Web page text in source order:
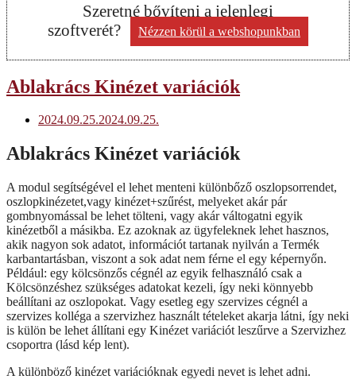
Szeretné bővíteni a jelenlegi
szoftverét?
Nézzen körül a webshopunkban
Ablakrács Kinézet variációk
2024.09.25.2024.09.25.
Ablakrács Kinézet variációk
A modul segítségével el lehet menteni különbőző oszlopsorrendet,
oszlopkinézetet,vagy kinézet+szűrést, melyeket akár pár
gombnyomással be lehet tölteni, vagy akár váltogatni egyik
kinézetből a másikba. Ez azoknak az ügyfeleknek lehet hasznos,
akik nagyon sok adatot, információt tartanak nyilván a Termék
karbantartásban, viszont a sok adat nem férne el egy képernyőn.
Például: egy kölcsönzős cégnél az egyik felhasználó csak a
Kölcsönzéshez szükséges adatokat kezeli, így neki könnyebb
beállítani az oszlopokat. Vagy esetleg egy szervizes cégnél a
szervizes kolléga a szervizhez használt tételeket akarja látni, így neki
is külön be lehet állítani egy Kinézet variációt leszűrve a Szervizhez
csoportra (lásd kép lent).
A különböző kinézet variációknak egyedi nevet is lehet adni.